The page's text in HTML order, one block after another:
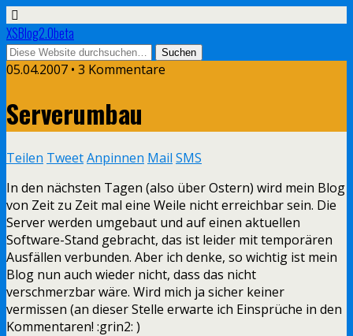
XSBlog2.0beta
05.04.2007 • 3 Kommentare
Serverumbau
Teilen TweetAnpinnen Mail SMS
In den nächsten Tagen (also über Ostern) wird mein Blog
von Zeit zu Zeit mal eine Weile nicht erreichbar sein. Die
Server werden umgebaut und auf einen aktuellen
Software-Stand gebracht, das ist leider mit temporären
Ausfällen verbunden. Aber ich denke, so wichtig ist mein
Blog nun auch wieder nicht, dass das nicht
verschmerzbar wäre. Wird mich ja sicher keiner
vermissen (an dieser Stelle erwarte ich Einsprüche in den
Kommentaren! :grin2: )